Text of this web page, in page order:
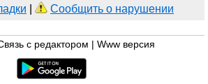
Сообщить о нарушении
с редактором Www версия